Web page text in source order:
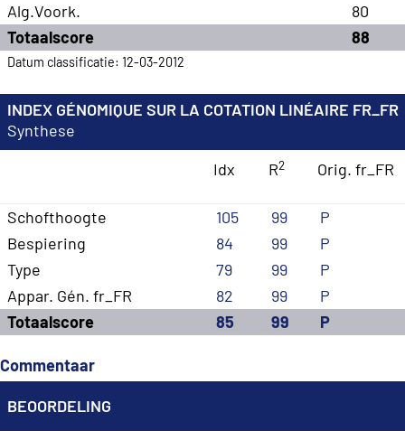
Alg.Voork.
80
Totaalscore
88
Datum classificatie: 12-03-2012
INDEX GÉNOMIQUE SUR LA COTATION LINÉAIRE FR_FR
Synthese
Idx
R2 Orig. fr_FR
Schofthoogte 105 99
P
Bespiering
84 99
P
Type
79 99
P
Appar. Gén. fr_FR
82 99
P
Totaalscore
85 99 P
Commentaar
BEOORDELING